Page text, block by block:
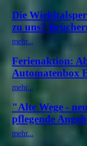
Die
zu uns?
mehr...
Ferienaktion:
Automatenbox
mehr...
"Alte Wege -
pflegende
mehr...